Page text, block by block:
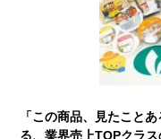
「この商品、見たこと
る、業界売上TOPクラ